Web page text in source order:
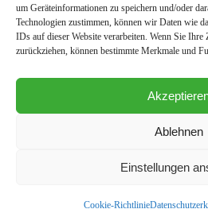
um Geräteinformationen zu speichern und/oder
Technologien zustimmen, können wir Daten wie
IDs auf dieser Website verarbeiten. Wenn Sie
zurückziehen, können bestimmte Merkmale und
Ablehnen
Einstellungen
Cookie-Richtlinie
Datenschutz
Cookie-Richtlinie (EU)